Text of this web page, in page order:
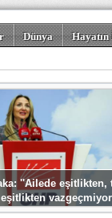
Dünya
''Ailede eşitlikten,
eşitlikten